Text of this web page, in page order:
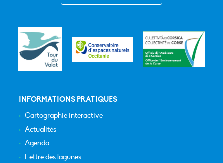
INFORMATIONS PRATIQUES
Cartographie interactive
Actualités
Agenda
Lettre des lagunes